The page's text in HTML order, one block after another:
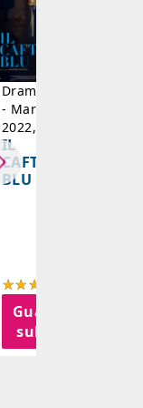
Drammatico
- Marocco,
2022, 122'
IL
CAFTANO
BLU
Guarda
subito